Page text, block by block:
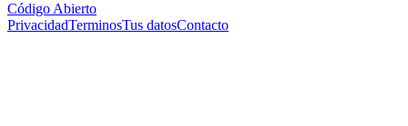
Código Abierto
PrivacidadTerminosTus datosContacto